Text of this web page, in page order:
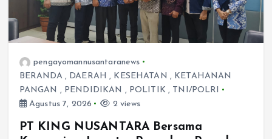
pengayomannusantaranews
BERANDA, DAERAH , KESEHATAN , KETAHANAN
PANGAN , PENDIDIKAN , POLITIK , TNI/POLRI
Agustus 7, 2026
2 views
PT KING NUSANTARA Bersama